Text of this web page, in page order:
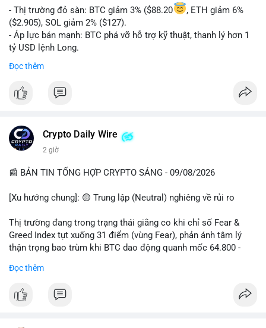
Sợ hãi do chỉ số thấp nhưng xu hướng memecoin và tin tức
tích cực (BTC ETF, SKR) tạo áp lực lên giá. Rủi ro từ các đề cày
SPCX và SAGA vẫn cao. Cần theo dõi xu hướng "long" hoặc
"short" theo chiến lược cá nhân.
📊 Nguồn: Radar Tâm Lý Thị Trường
- Thị trường đỏ sàn: BTC giảm 3% ($88.20
, ETH giảm 6%
($2.905), SOL giảm 2% ($127).
- Áp lực bán mạnh: BTC phá vỡ hỗ trợ kỹ thuật, thanh lý hơn 1
tỷ USD lệnh Long.
- Tin tức quan trọng: Trump Media dự kiến airdrop token cho
cổ đông vào tháng 2.
- Định chế tài chính: Delaware Life đưa BTC vào sản phẩm bảo
hiểm; Galaxy Digital lập quỹ đầu tư 100 triệu USD.
#binancesquare
$btc $eth $sol $xrp
#vlikevn #titanbot
📰 Nguồn: Decrypt
Đọc thêm
Crypto Daily Wire
2 giờ
📰 BẢN TIN TỔNG HỢP CRYPTO SÁNG - 09/08/2026
[Xu hướng chung]: 🟡 Trung lập (Neutral) nghiêng về rủi ro
Thị trường đang trong trạng thái giằng co khi chỉ số Fear &
Greed Index tụt xuống 31 điểm (vùng Fear), phản ánh tâm lý
thận trọng bao trùm khi BTC dao động quanh mốc 64.800 -
giao dịch BTC lớn được ghi nhận trong 24h qua, tổng trị giá
Đọc thêm